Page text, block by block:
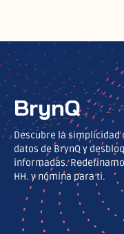
BrynQ
Descubre la
datos de BrynQ y
informadas.
HH. y nómina para ti.